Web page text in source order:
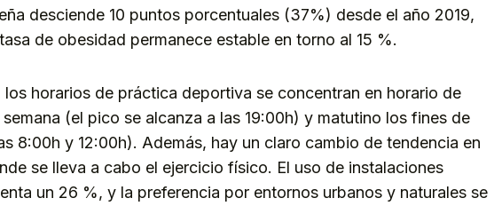
desciende 10 puntos porcentuales (37%) desde el año 2019,
de obesidad permanece estable en torno al 15 %.
los horarios de práctica deportiva se concentran en horario de
(el pico se alcanza a las 19:00h) y matutino los fines de
8:00h y 12:00h). Además, hay un claro cambio de tendencia en
se lleva a cabo el ejercicio físico. El uso de instalaciones
un 26 %, y la preferencia por entornos urbanos y naturales se